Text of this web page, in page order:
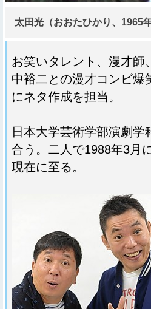
太田光（おおたひかり、1965
お笑いタレント、漫才師
中裕二との漫才コンビ爆
にネタ作成を担当。
日本大学芸術学部演劇学
合う。二人で1988年3月
現在に至る。